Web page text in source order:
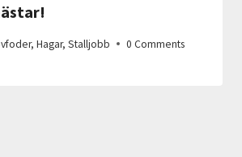
, Hagar, Stalljobb 0 Comments